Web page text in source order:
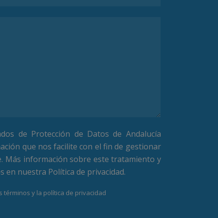
de Protección de Datos de Andalucía
que nos facilite con el fin de gestionar
Más información sobre este tratamiento y
en nuestra Política de privacidad.
términos y la política de privacidad